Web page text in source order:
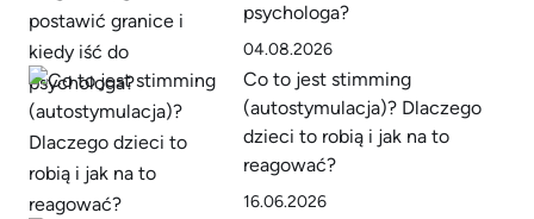
psychologa?
04.08.2026
Co to jest stimming
(autostymulacja)? Dlaczego
dzieci to robią i jak na to
reagować?
16.06.2026